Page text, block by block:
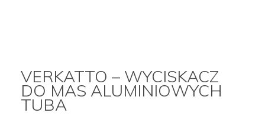
LISTA ŻYCZEŃ –
VERKATTO – WYCISKACZ
DO MAS ALUMINIOWYCH
TUBA